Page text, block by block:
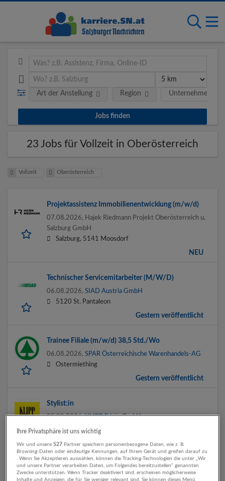
Art der Anstellung Unternehmen
Region
23 Jobs für Vollzeit in Oberösterreich
Vollzeit Oberösterreich
Projektassistenz Immobilienentwicklung (m/w/d)
07.08.2026, Hajek Riedmann Projekt Oberösterreich u.
Salzburg GmbH
Salzburg, 5141 Moosdorf
NEU
Technischer Servicemitarbeiter (M/W/D)
06.08.2026, SIAD Austria GmbH
5120 St. Pantaleon
Gestern veröffentlicht
Trainee Filiale (m/w/d) 38,5 Std./Wo
06.08.2026, SPAR Österreichische Warenhandels-AG
Ostermiething
Gestern veröffentlicht
Stylist:in
05.08.2026,KLIPP Frisör GmbH
Salzburg, Eugendorf, Hallein, Schalchen, 5760
Vor 2 Tagen veröffentlicht
Hauswirtschafterin (Live-in) | Wolfgangsee
Ihre Privatsphäre ist uns wichtig
Wir und unsere527 Partner speichern personenbezogene Daten, wie z. B.
Browsing-Daten oder eindeutige Kennungen, auf Ihrem Gerät und greifen darauf zu
. Wenn Sie Akzeptieren auswählen, können die Tracking-Technologien die unter „Wir
und unsere Partner verarbeiten Daten, um Folgendes bereitzustellen“ genannten
Zwecke unterstützen. Wenn Tracker deaktiviert sind, erscheinen möglicherweise
Inhalte und Anzeigen, die für Sie weniger relevant sind. Sie können dieses Menü